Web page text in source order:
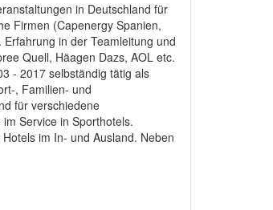
in Deutschland für
Firmen (Capenergy Spanien,
in der Teamleitung und
Quell, Häagen Dazs, AOL etc.
- 2017 selbständig tätig als
, Familien- und
für verschiedene
Service in Sporthotels.
im In- und Ausland. Neben